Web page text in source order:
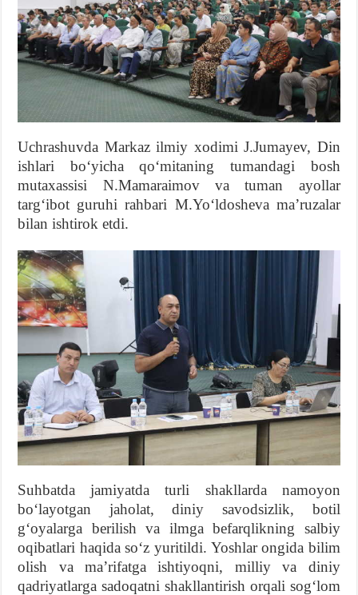
Uchrashuvda Markaz ilmiy xodimi J.Jumayev, Din
ishlari boʻyicha qoʻmitaning tumandagi bosh
mutaxassisi N.Mamaraimov va tuman ayollar
targʻibot guruhi rahbari M.Yoʻldosheva maʼruzalar
bilan ishtirok etdi.
Suhbatda jamiyatda turli shakllarda namoyon
boʻlayotgan jaholat, diniy savodsizlik, botil
gʻoyalarga berilish va ilmga befarqlikning salbiy
oqibatlari haqida soʻz yuritildi. Yoshlar ongida bilim
olish va maʼrifatga ishtiyoqni, milliy va diniy
qadriyatlarga sadoqatni shakllantirish orqali sogʻlom